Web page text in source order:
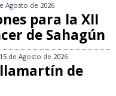
Agosto de 2026
para la XII
de Sahagún
de Agosto de 2026
de